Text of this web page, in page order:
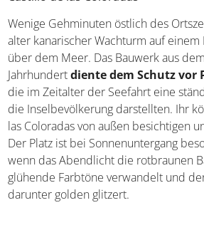
Wenige Gehminuten östlich des
alter kanarischer Wachturm auf einem
über dem Meer. Das Bauwerk aus
Jahrhundertdiente dem Schutz vor
die im Zeitalter der Seefahrt eine
die Inselbevölkerung darstellten. Ihr
las Coloradas von außen besichtigen
Der Platz ist bei Sonnenuntergang
wenn das Abendlicht die rotbraunen
glühende Farbtöne verwandelt und
darunter golden glitzert.